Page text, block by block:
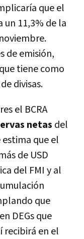
que el
un 11,3% de la
de emisión,
tiene como
divisas.
el BCRA
netas del
que el
de USD
del FMI y al
que
DEGs que
recibirá en el